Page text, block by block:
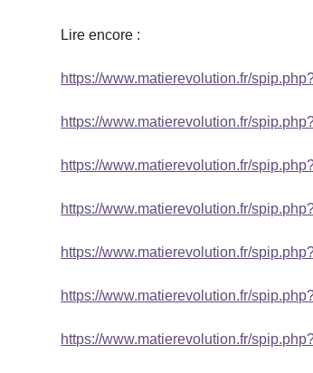
Lire encore :
https://www.matierevolution.fr/
https://www.matierevolution.fr/
https://www.matierevolution.fr/
https://www.matierevolution.fr/
https://www.matierevolution.fr/
https://www.matierevolution.fr/
https://www.matierevolution.fr/